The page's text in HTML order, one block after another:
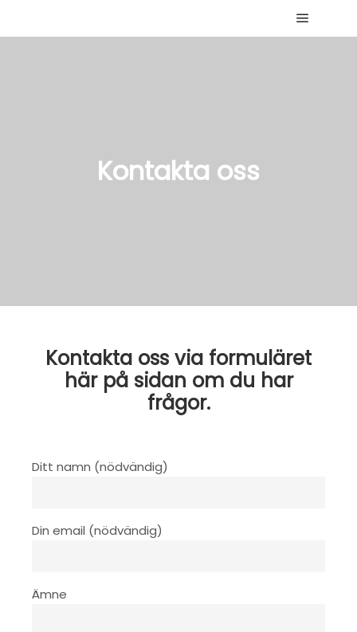
Main
Kontakta oss
Kontakta oss via formuläret
här på sidan om du har
frågor.
Ditt namn (nödvändig)
Din email (nödvändig)
Ämne